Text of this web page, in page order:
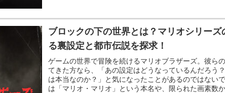
ブロックの下の世界とは？マリオシリーズ
る裏設定と都市伝説を探求！
ゲームの世界で冒険を続けるマリオブラザーズ。彼ら
てきた方なら、「あの設定はどうなっているんだろう
は本当なのか？」と気になったことがあるのではない
は「マリオ・マリオ」という本名や、限られた画素数か